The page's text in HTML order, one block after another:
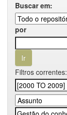
Buscar em:
por
Filtros correntes: